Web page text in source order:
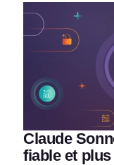
Claude
fiable et